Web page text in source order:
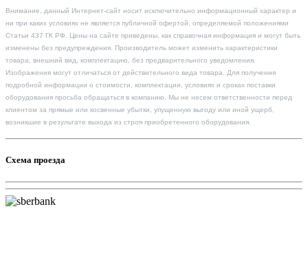
Внимание, данный Интернет-сайт носит исключительно информационный характер и
ни при каких условиях не является публичной офертой, определяемой положениями
Статьи 437 ГК РФ. Цены на сайте приведены, как справочная информация и могут быть
изменены без предупреждения. Производитель может изменить характеристики
товара, внешний вид, комплектацию, без предварительного уведомления.
Изображения могут отличаться от действительного вида товара. Для получения
подробной информации о стоимости, комплектации, условиях и сроках поставки
оборудования просьба обращаться в компанию. Мы не несем ответственности перед
клиентом за прямые или косвенные убытки, упущенную выгоду или иной ущерб,
возникшие в результате выхода из строя приобретенного оборудования.
Схема проезда